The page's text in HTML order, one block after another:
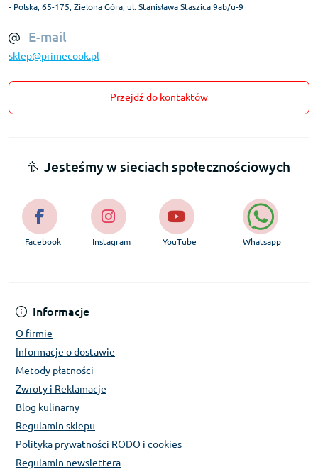
- Polska, 65-175, Zielona Góra, ul. Stanisława Staszica 9ab/u-9
E-mail
sklep@primecook.pl
Przejdź do kontaktów
Informacje
O firmie
Informacje o dostawie
Metody płatności
Zwroty i Reklamacje
Blog kulinarny
Regulamin sklepu
Polityka prywatności RODO i cookies
Regulamin newslettera
Jesteśmy w sieciach społecznościowych
Facebook Instagram YouTube Whatsapp